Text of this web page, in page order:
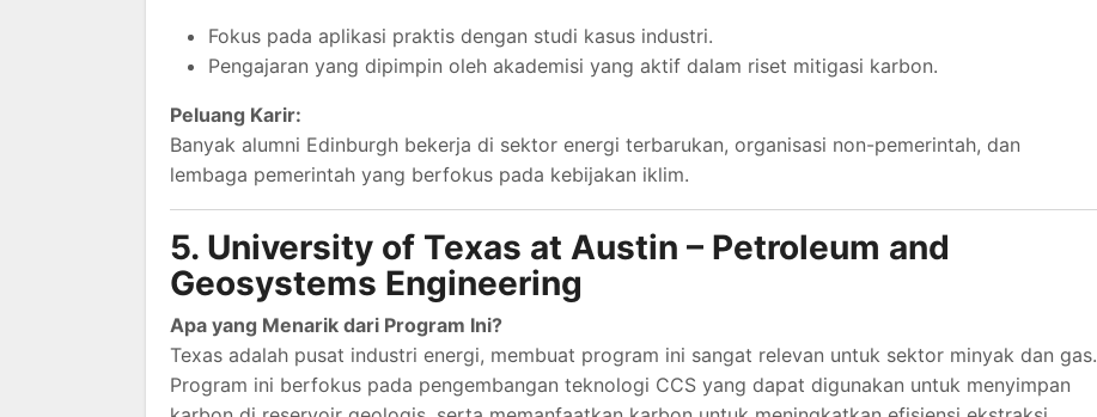
Fokus pada aplikasi praktis dengan studi kasus industri.
Pengajaran yang dipimpin oleh akademisi yang aktif dalam riset mitigasi karbon.
Peluang Karir:
Banyak alumni Edinburgh bekerja di sektor energi terbarukan, organisasi non-pemerintah, dan
lembaga pemerintah yang berfokus pada kebijakan iklim.
5. University of Texas at Austin – Petroleum and
Geosystems Engineering
Apa yang Menarik dari Program Ini?
Texas adalah pusat industri energi, membuat program ini sangat relevan untuk sektor minyak dan gas.
Program ini berfokus pada pengembangan teknologi CCS yang dapat digunakan untuk menyimpan